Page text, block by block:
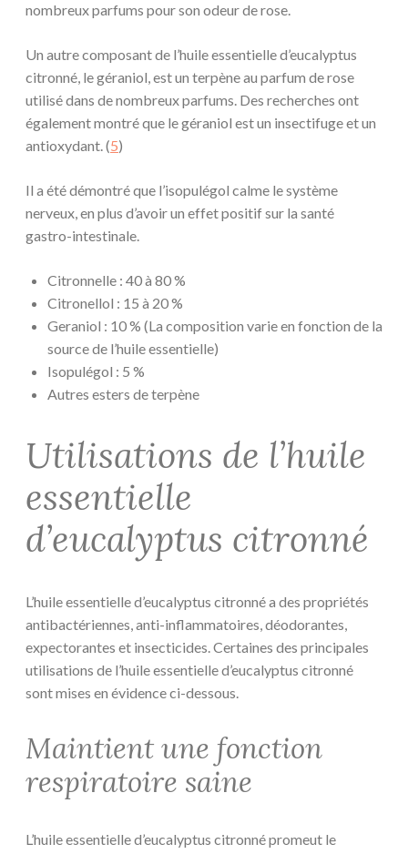
nombreux parfums pour son odeur de rose.
Un autre composant de l’huile essentielle d’eucalyptus
citronné, le géraniol, est un terpène au parfum de rose
utilisé dans de nombreux parfums. Des recherches ont
également montré que le géraniol est un insectifuge et un
antioxydant. (5)
Il a été démontré que l’isopulégol calme le système
nerveux, en plus d’avoir un effet positif sur la santé
gastro-intestinale.
Citronnelle : 40 à 80 %
Citronellol : 15 à 20 %
Geraniol : 10 % (La composition varie en fonction de la
source de l’huile essentielle)
Isopulégol : 5 %
Autres esters de terpène
Utilisations de l’huile
essentielle
d’eucalyptus citronné
L’huile essentielle d’eucalyptus citronné a des propriétés
antibactériennes, anti-inflammatoires, déodorantes,
expectorantes et insecticides. Certaines des principales
utilisations de l’huile essentielle d’eucalyptus citronné
sont mises en évidence ci-dessous.
Maintient une fonction
respiratoire saine
L’huile essentielle d’eucalyptus citronné promeut le